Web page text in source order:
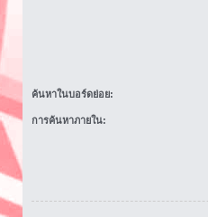
ค้นหาในบอร์ดย่อย:
การค้นหาภายใน: